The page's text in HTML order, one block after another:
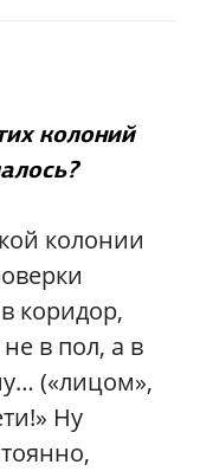
колоний
колонии
коридор,
в пол, а в
(«лицом»,
Ну